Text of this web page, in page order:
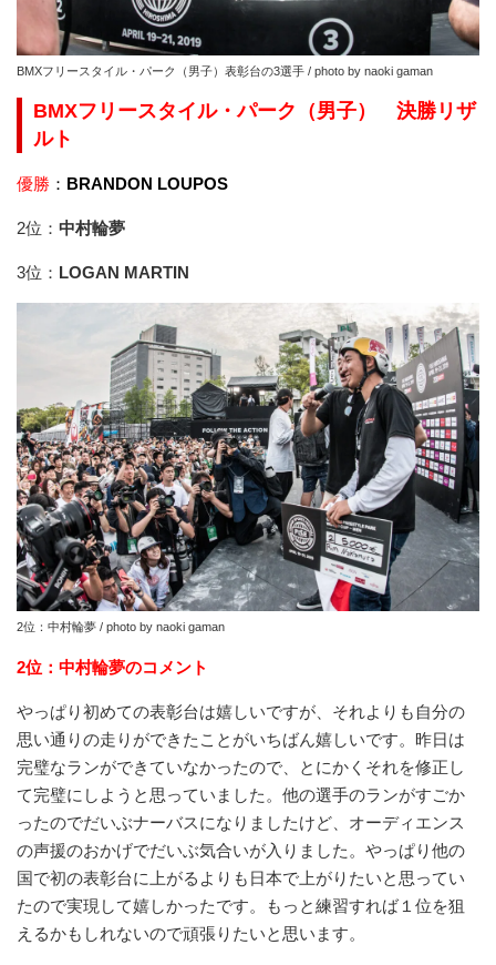
BMXフリースタイル・パーク（男子）表彰台の3選手 / photo by naoki gaman
BMXフリースタイル・パーク（男子） 決勝リザ
ルト
優勝 ： BRANDON LOUPOS
2位： 中村輪夢
3位： LOGAN MARTIN
2位：中村輪夢 / photo by naoki gaman
2位：中村輪夢のコメント
やっぱり初めての表彰台は嬉しいですが、それよりも自分の
思い通りの走りができたことがいちばん嬉しいです。昨日は
完璧なランができていなかったので、とにかくそれを修正し
て完璧にしようと思っていました。他の選手のランがすごか
ったのでだいぶナーバスになりましたけど、オーディエンス
の声援のおかげでだいぶ気合いが入りました。やっぱり他の
国で初の表彰台に上がるよりも日本で上がりたいと思ってい
たので実現して嬉しかったです。もっと練習すれば１位を狙
えるかもしれないので頑張りたいと思います。